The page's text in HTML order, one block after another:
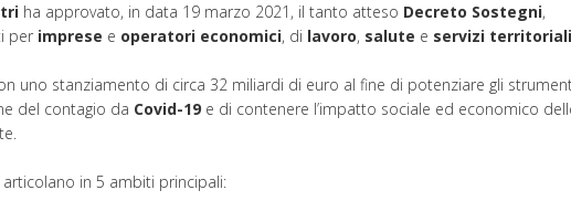
ha approvato, in data 19 marzo 2021, il tanto atteso Decreto Sostegni,
per imprese e operatori economici, di lavoro, salute e servizi territoriali
uno stanziamento di circa 32 miliardi di euro al fine di potenziare gli
del contagio da Covid-19 e di contenere l’impatto sociale ed economico
in 5 ambiti principali: